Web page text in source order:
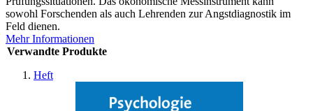
sowohl Forschenden als auch Lehrenden zur Angstdiagnostik im
Feld dienen.
Mehr Informationen
Verwandte Produkte
Heft